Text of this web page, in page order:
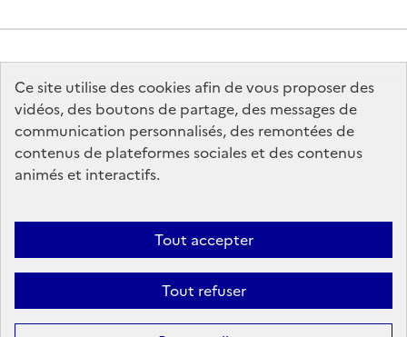
Ce site utilise des cookies afin de vous proposer des
vidéos, des boutons de partage, des messages de
communication personnalisés, des remontées de
contenus de plateformes sociales et des contenus
animés et interactifs.
Tout accepter
Tout refuser
MINISTÈRE
DE LA CULTURE
data.gouv.fr
Sauf mention contraire, tous les contenus de ce site sont sous